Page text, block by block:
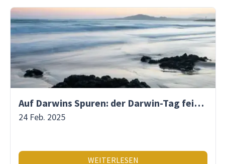
Auf Darwins Spuren: der Darwin-Tag feiert die Wissenschaft
24 Feb. 2025
WEITERLESEN